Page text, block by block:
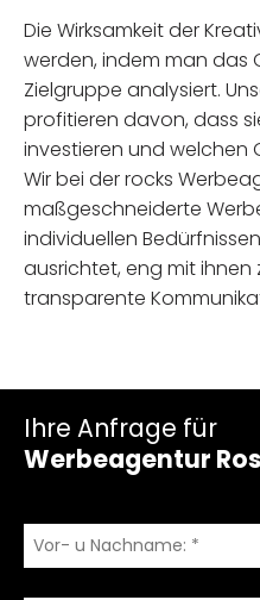
Die Wirksamkeit der
werden, indem man das
Zielgruppe analysiert.
profitieren davon, dass
investieren und welchen
Wir bei der rocks
maßgeschneiderte
individuellen
ausrichtet, eng mit
transparente
Ihre Anfrage für
Werbeagentur